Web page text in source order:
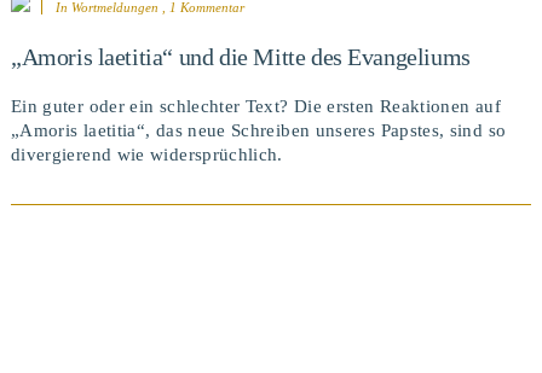
In Wortmeldungen , 1 Kommentar
„Amoris laetitia“ und die Mitte des Evangeliums
Ein guter oder ein schlechter Text? Die ersten Reaktionen auf
„Amoris laetitia“, das neue Schreiben unseres Papstes, sind so
divergierend wie widersprüchlich.